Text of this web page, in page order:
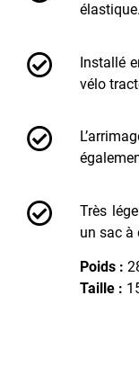
élastique.
Installé
vélo
Très
un sac à
Poids :
Taille :